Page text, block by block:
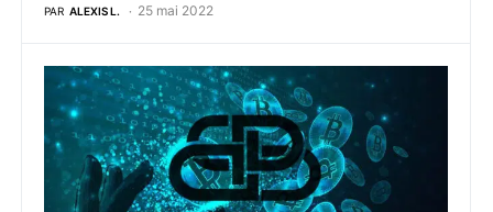
PAR ALEXIS L. 25 mai 2022
Bitcoin : Balenciaga, les crypto monnaies comme